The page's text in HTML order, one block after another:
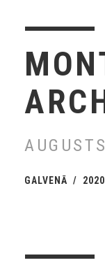
GALVENĀ 2020